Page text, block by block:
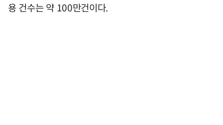
용 건수는 약 100만건이다.